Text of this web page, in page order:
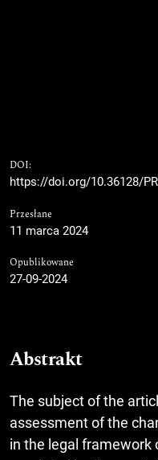
DOI:
https://doi.org/10.36128/
Przesłane
11 marca 2024
Opublikowane
27-09-2024
Abstrakt
The subject of the
assessment of the
in the legal framework